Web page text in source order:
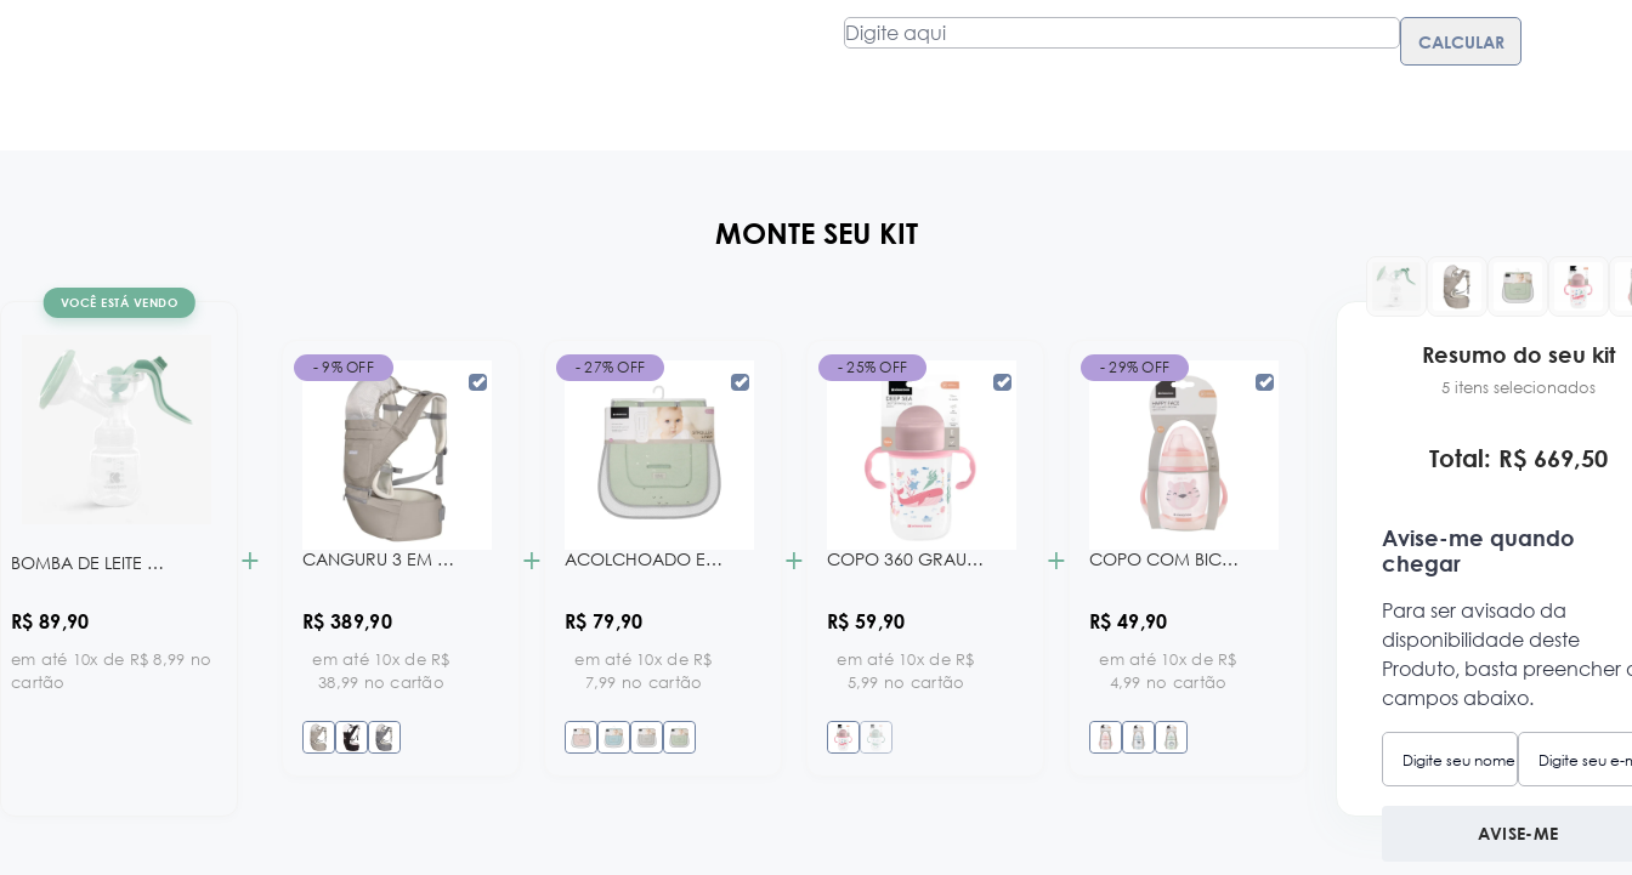
MONTE SEU KIT
VOCÊ ESTÁ VENDO
BOMBA DE LEITE MANUAL ELSIE KB
R$ 89,90
em até 10x de R$ 8,99 no
cartão
+ CANGURU 3 EM 1 CHLOE BLACK KB
R$ 389,90
em até 10x de R$
38,99 no cartão
- 9% OFF
+ ACOLCHOADO E CAPA PARA CARRINHO ANTI-SWEAT SLEEPY SHEEP MINT KB
R$ 79,90
em até 10x de R$
7,99 no cartão
- 27% OFF
+ COPO 360 GRAUS - 300 ML DEEP SEA PINK KB
R$ 59,90
em até 10x de R$
5,99 no cartão
- 25% OFF
+ COPO COM BICO DE SILICONE 200 ML HAPPY FACE BLUE KB
R$ 49,90
em até 10x de R$
4,99 no cartão
- 29% OFF Resumo do seu kit
5 itens selecionados
Total: R$ 669,50
Avise-me quando
chegar
Para ser avisado da
disponibilidade deste
Produto, basta preencher
campos abaixo.
AVISE-ME